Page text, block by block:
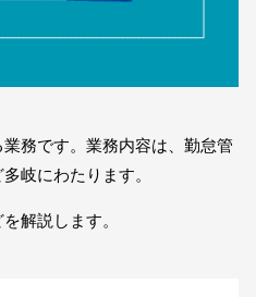
務です。業務内容は、勤怠管
岐にわたります。
解説します。